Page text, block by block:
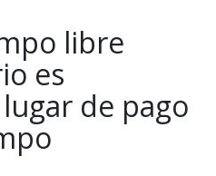
libre
es
de pago